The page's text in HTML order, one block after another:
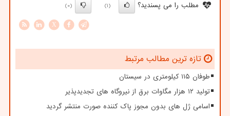
مطلب را می پسندید؟
(1)
(0)
X
تازه ترین مطالب مرتبط
طوفان ۱۱۵ کیلومتری در سیستان
تولید ۱۲ هزار مگاوات برق از نیروگاه های تجدیدپذیر
اسامی ژل های بدون مجوز پاک کننده صورت منتشر گردید